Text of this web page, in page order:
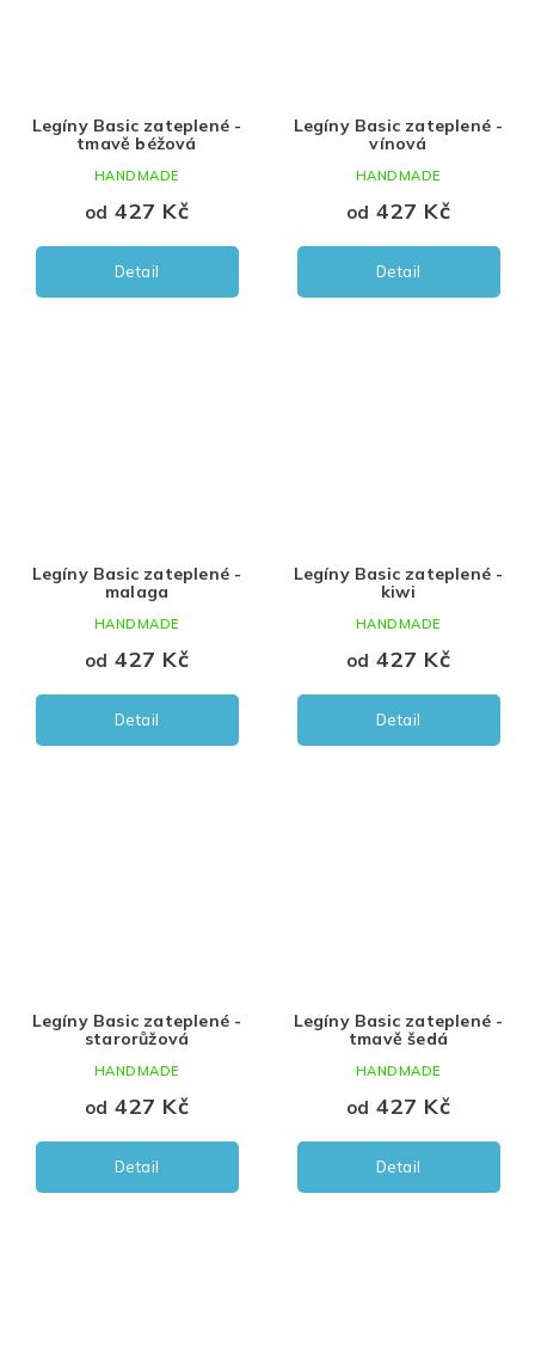
Legíny Basic zateplené -
tmavě béžová
od 427 Kč
Detail
HANDMADE
Legíny Basic zateplené -
vínová
od 427 Kč
Detail
HANDMADE
Legíny Basic zateplené -
malaga
od 427 Kč
Detail
HANDMADE
Legíny Basic zateplené -
kiwi
od 427 Kč
Detail
HANDMADE
Legíny Basic zateplené -
starorůžová
od 427 Kč
Detail
HANDMADE
Legíny Basic zateplené -
tmavě šedá
od 427 Kč
Detail
HANDMADE